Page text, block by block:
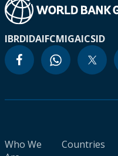
IBRDIDAIFCMIGAICSID
Who We
Countries